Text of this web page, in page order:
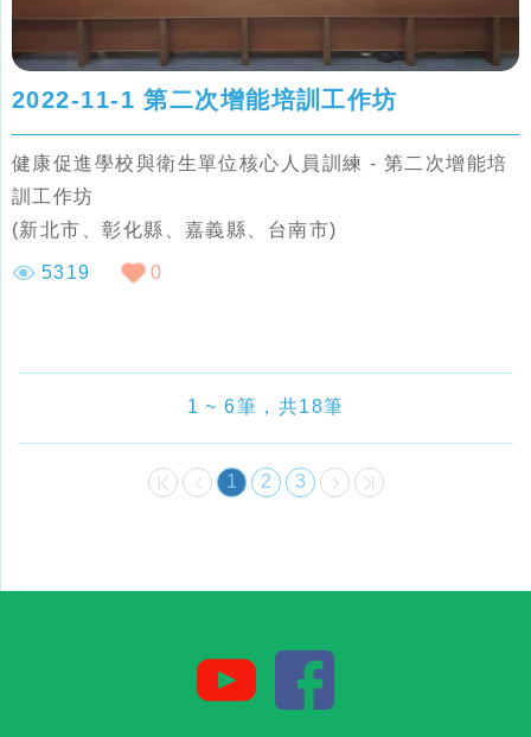
2022-11-1 第二次增能培訓工作坊
健康促進學校與衛生單位核心人員訓練 - 第二次增能培
訓工作坊
(新北市、彰化縣、嘉義縣、台南市)
5319 0
1 ~ 6筆，共18筆
1 2 3